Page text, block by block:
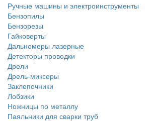
Ручные машины и электроинструменты
Бензопилы
Бензорезы
Гайковерты
Дальномеры лазерные
Детекторы проводки
Дрели
Дрель-миксеры
Заклепочники
Лобзики
Ножницы по металлу
Паяльники для сварки труб